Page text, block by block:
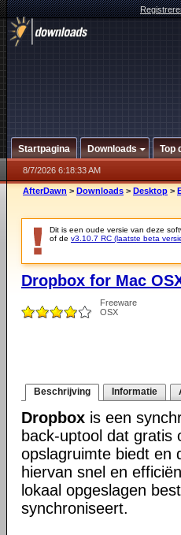
Startpagina Downloads Top
8/7/2026 6:18:33 AM
AfterDawn > Downloads > Desktop >
Dit is een oude versie van deze
of de v3.10.7 RC (laatste beta
Dropbox for Mac
Freeware
OSX
Beschrijving Informatie
Dropbox is een
back-uptool dat gratis
opslagruimte biedt en
hiervan snel en
lokaal opgeslagen
synchroniseert.